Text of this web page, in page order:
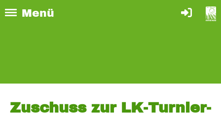
Menü
Zuschuss zur LK-Turnier-